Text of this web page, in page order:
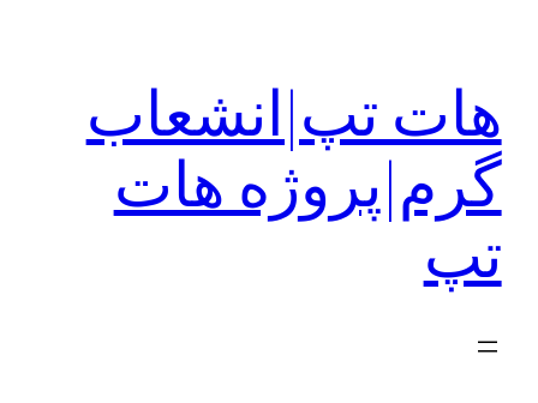
هات تپ|انشعاب
گرم|پروژه هات
تپ